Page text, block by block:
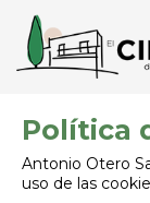
Política
Antonio Otero
uso de las